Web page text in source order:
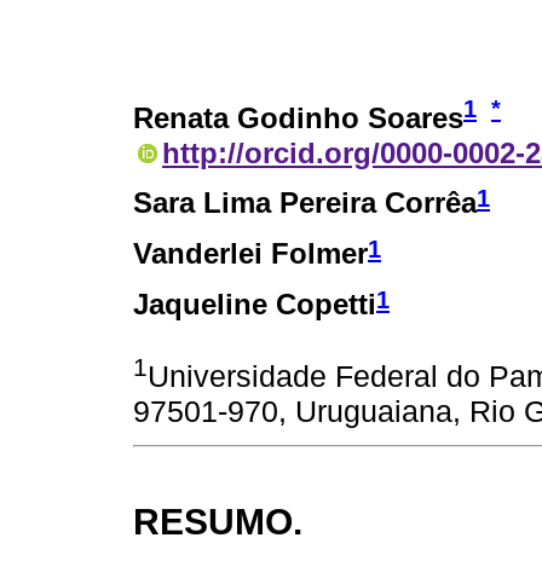
Renata Godinho Soares1 *
http://orcid.org/0000-0002-
Sara Lima Pereira Corrêa1
Vanderlei Folmer1
Jaqueline Copetti1
1Universidade Federal do
97501-970, Uruguaiana, Rio
RESUMO.